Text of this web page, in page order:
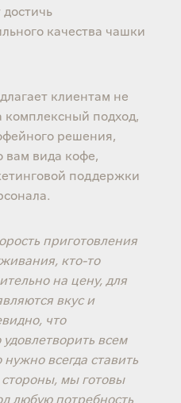
качества чашки
клиентам не
подход,
решения,
вам вида кофе,
поддержки
приготовления
кто-то
на цену, для
вкус и
что
всем
всегда ставить
мы готовы
любую потребность